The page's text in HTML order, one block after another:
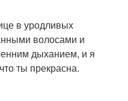
в уродливых
волосами и
дыханием, и я
ты прекрасна.